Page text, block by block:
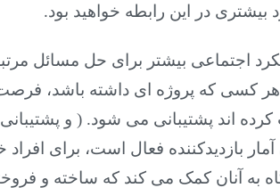
بیشتری در این رابطه خواهید بود.
شویم، نظاره گر رویکرد اجتماعی بیشتر برای حل
هر کسی که پروژه ای داشته باشد،
اند پشتیبانی می شود. ( و
بازدیدکننده فعال است، برای
به آنان کمک می کند که ساخته و